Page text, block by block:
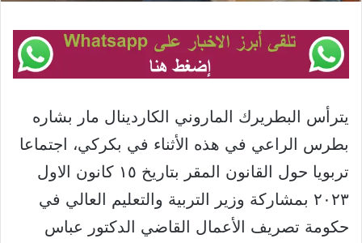
يترأس البطريرك الماروني الكاردينال مار بشاره
بطرس الراعي في هذه الأثناء في بكركي، اجتماعا
تربويا حول القانون المقر بتاريخ ١٥ كانون الاول
٢٠٢٣ بمشاركة وزير التربية والتعليم العالي في
حكومة تصريف الأعمال القاضي الدكتور عباس